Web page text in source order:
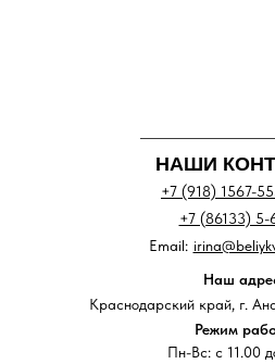
НАШИ
+7 (918) 1567-
+7 (86133) 5-
Наш
Краснодарский край, г.
Режим
Пн-Вс: с 11.00
Email: